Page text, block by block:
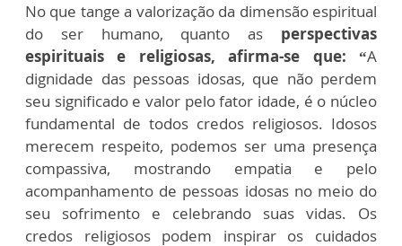
No que tange a valorização da dimensão espiritual
do ser humano, quanto as perspectivas
espirituais e religiosas, afirma-se que: “A
dignidade das pessoas idosas, que não perdem
seu significado e valor pelo fator idade, é o núcleo
fundamental de todos credos religiosos. Idosos
merecem respeito, podemos ser uma presença
compassiva, mostrando empatia e pelo
acompanhamento de pessoas idosas no meio do
seu sofrimento e celebrando suas vidas. Os
credos religiosos podem inspirar os cuidados